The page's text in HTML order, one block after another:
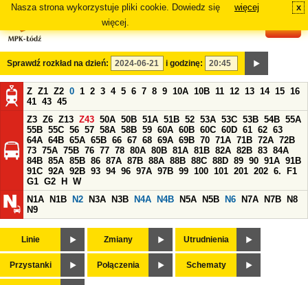
Nasza strona wykorzystuje pliki cookie. Dowiedz się
więcej.
więcej x
Sprawdź rozkład na dzień: i godzinę:
Z Z1 Z2 0 1 2 3 4 5 6 7 8 9 10A 10B 11 12 13 14 15 16
41 43 45
Z3 Z6 Z13 Z43 50A 50B 51A 51B 52 53A 53C 53B 54B 55A
55B 55C 56 57 58A 58B 59 60A 60B 60C 60D 61 62 63
64A 64B 65A 65B 66 67 68 69A 69B 70 71A 71B 72A 72B
73 75A 75B 76 77 78 80A 80B 81A 81B 82A 82B 83 84A
84B 85A 85B 86 87A 87B 88A 88B 88C 88D 89 90 91A 91B
91C 92A 92B 93 94 96 97A 97B 99 100 101 201 202 6.
F1
G1 G2 H
W
N1A
N1B N2 N3A N3B N4A N4B N5A N5B N6 N7A N7B
N8
N9
Linie Zmiany Utrudnienia
Przystanki Połączenia Schematy